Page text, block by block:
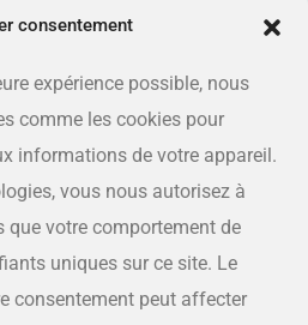
consentement
expérience possible, nous
comme les cookies pour
informations de votre appareil.
vous nous autorisez à
que votre comportement de
uniques sur ce site. Le
consentement peut affecter
QC J1L 1K1